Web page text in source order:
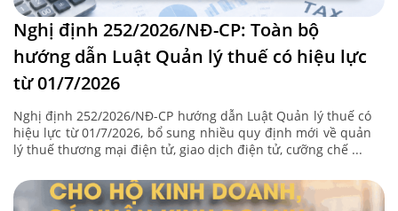
Nghị định 252/2026/NĐ-CP: Toàn bộ
hướng dẫn Luật Quản lý thuế có hiệu lực
từ 01/7/2026
Nghị định 252/2026/NĐ-CP hướng dẫn Luật Quản lý thuế có
hiệu lực từ 01/7/2026, bổ sung nhiều quy định mới về quản
lý thuế thương mại điện tử, giao dịch điện tử, cưỡng chế ...